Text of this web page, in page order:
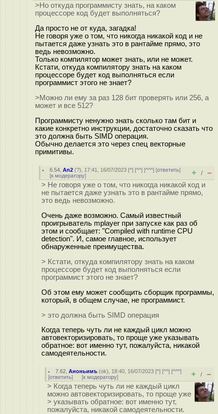
>Но откуда программисту знать, на каком
процессоре код будет выполняться?
Да просто не от куда, загадка!
Не говоря уже о том, что никогда никакой код и не
пытается даже узнать это в рантайме прямо, это
ведь невозможно.
Только компилятор может знать, или не может.
Кстати, откуда компилятору знать на каком
процессоре будет код выполняться если
программист этого не знает?
>Можно ли ему за раз 128 бит проверять или 256, а
может и все 512?
Программисту ненужно знать сколько там бит и
какие конкретно инструкции, достаточно сказать что
это должна быть SIMD операция.
Обычно делается это через спец векторные
примитивы.
6.54 ,An2 (?), 17:41, 16/07/2023 [^] [^^] [^^^] [ответить]
[к модератору] + / –
> Не говоря уже о том, что никогда никакой код и
не пытается даже узнать это в рантайме прямо,
это ведь невозможно.
Очень даже возможно. Самый известный
проигрыватель mplayer при запуске как раз об
этом и сообщает: "Compiled with runtime CPU
detection". И, самое главное, использует
обнаруженные преимущества.
> Кстати, откуда компилятору знать на каком
процессоре будет код выполняться если
программист этого не знает?
Об этом ему может сообщить сборщик программы,
который, в общем случае, не программист.
> это должна быть SIMD операция
Когда теперь чуть ли не каждый цикл можно
автовекторизировать, то проще уже указывать
обратное: вот именно тут, пожалуйста, никакой
самодеятельности.
7.62 ,Аноньимъ (ok), 18:40, 16/07/2023 [^] [^^] [^^^]
[ответить] [к модератору] + / –
> Когда теперь чуть ли не каждый цикл
можно автовекторизировать, то проще уже
> указывать обратное: вот именно тут,
пожалуйста, никакой самодеятельности.